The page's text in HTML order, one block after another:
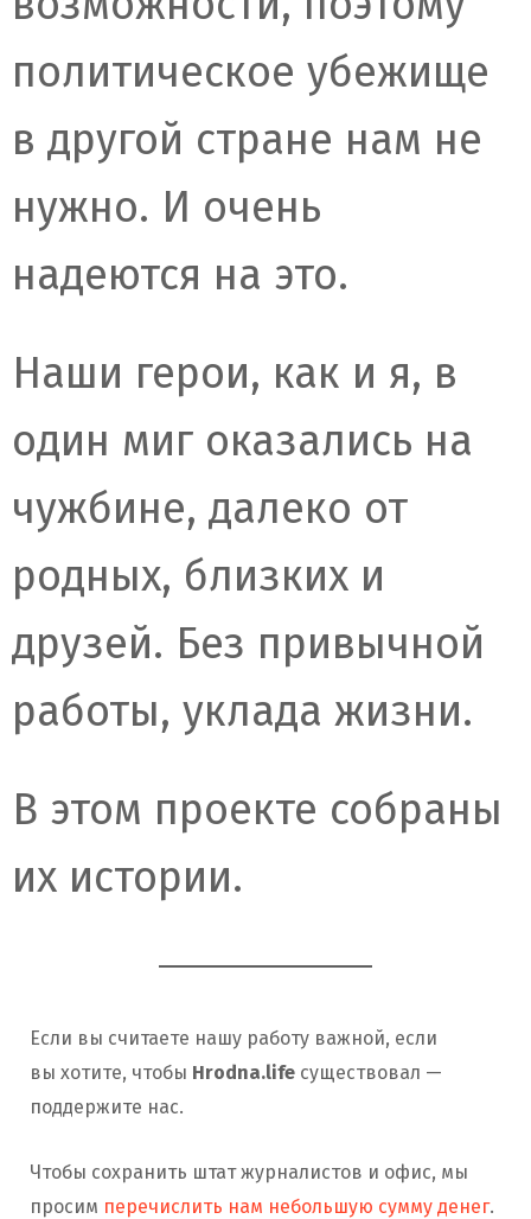
политическое убежище
в другой стране нам не
нужно. И очень
надеются на это.
Наши герои, как и я, в
один миг оказались на
чужбине, далеко от
родных, близких и
друзей. Без привычной
работы, уклада жизни.
В этом проекте собраны
их истории.
Если вы считаете нашу работу важной, если
вы хотите, чтобы Hrodna.life существовал —
поддержите нас.
Чтобы сохранить штат журналистов и офис, мы
просим перечислить нам небольшую сумму денег.